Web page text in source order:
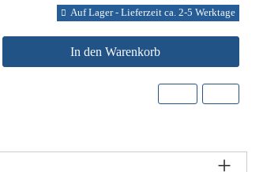
Auf Lager - Lieferzeit ca. 2-5 Werktage
In den Warenkorb